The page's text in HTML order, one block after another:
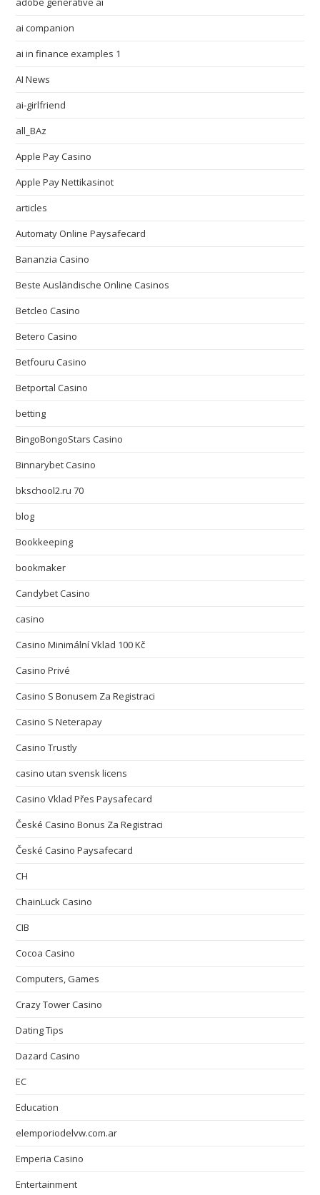
ai companion
ai in finance examples 1
AI News
ai-girlfriend
all_BAz
Apple Pay Casino
Apple Pay Nettikasinot
articles
Automaty Online Paysafecard
Bananzia Casino
Beste Ausländische Online Casinos
Betcleo Casino
Betero Casino
Betfouru Casino
Betportal Casino
betting
BingoBongoStars Casino
Binnarybet Casino
bkschool2.ru 70
blog
Bookkeeping
bookmaker
Candybet Casino
casino
Casino Minimální Vklad 100 Kč
Casino Privé
Casino S Bonusem Za Registraci
Casino S Neterapay
Casino Trustly
casino utan svensk licens
Casino Vklad Přes Paysafecard
České Casino Bonus Za Registraci
České Casino Paysafecard
CH
ChainLuck Casino
CIB
Cocoa Casino
Computers, Games
Crazy Tower Сasino
Dating Tips
Dazard Casino
EC
Education
elemporiodelvw.com.ar
Emperia Casino
Entertainment